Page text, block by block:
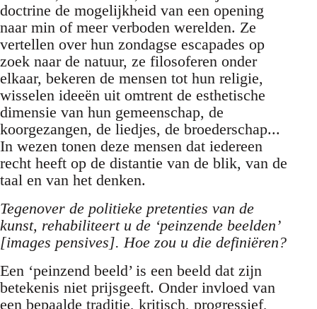
doctrine de mogelijkheid van een opening
naar min of meer verboden werelden. Ze
vertellen over hun zondagse escapades op
zoek naar de natuur, ze filosoferen onder
elkaar, bekeren de mensen tot hun religie,
wisselen ideeën uit omtrent de esthetische
dimensie van hun gemeenschap, de
koorgezangen, de liedjes, de broederschap...
In wezen tonen deze mensen dat iedereen
recht heeft op de distantie van de blik, van de
taal en van het denken.
Tegenover de politieke pretenties van de
kunst, rehabiliteert u de ‘peinzende beelden’
[images pensives]. Hoe zou u die definiëren?
Een ‘peinzend beeld’ is een beeld dat zijn
betekenis niet prijsgeeft. Onder invloed van
een bepaalde traditie, kritisch, progressief,